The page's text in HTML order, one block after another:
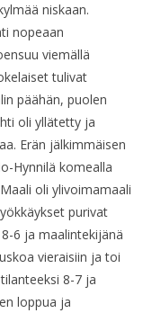
niskaan.
nopeaan
viemällä
tulivat
päähän, puolen
oli yllätetty ja
Erän jälkimmäisen
Hynnilä komealla
oli ylivoimamaali
purivat
6 ja maalintekijänä
vieraisiin ja toi
8-7 ja
loppua ja